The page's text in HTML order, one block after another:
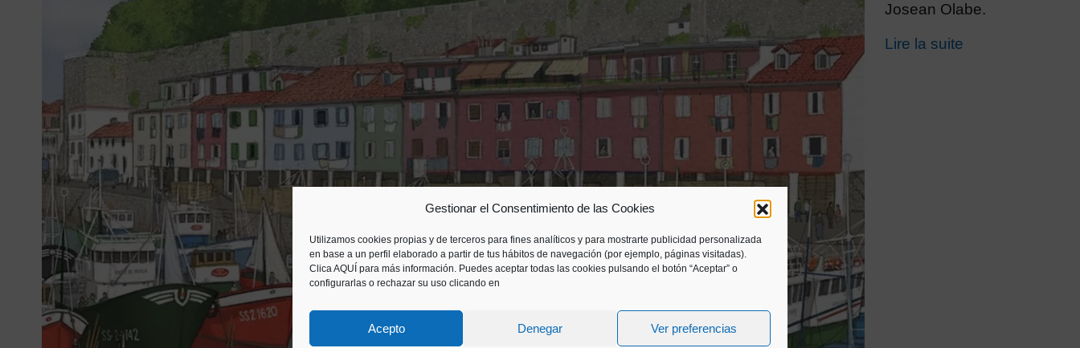
Gestionar el Consentimiento de las Cookies
Utilizamos cookies propias y de terceros para fines analíticos y para mostrarte publicidad personalizada
en base a un perfil elaborado a partir de tus hábitos de navegación (por ejemplo, páginas visitadas).
Clica AQUÍ para más información. Puedes aceptar todas las cookies pulsando el botón “Aceptar” o
configurarlas o rechazar su uso clicando en
Acepto Denegar Ver preferencias
Josean Olabe.
Lire la suite